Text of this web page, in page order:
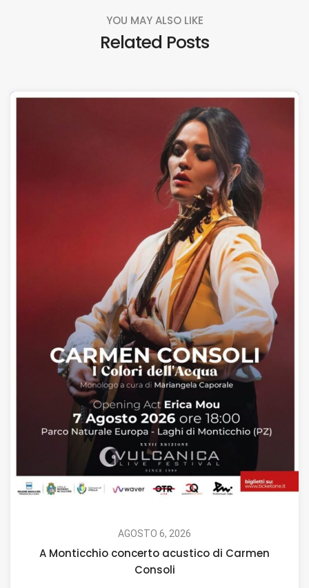
YOU MAY ALSO LIKE
Related Posts
AGOSTO 6, 2026
A Monticchio concerto acustico di Carmen
Consoli